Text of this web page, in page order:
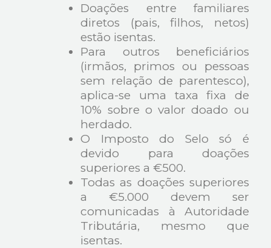
Doações entre familiares
diretos (pais, filhos, netos)
estão isentas.
Para outros beneficiários
(irmãos, primos ou pessoas
sem relação de parentesco),
aplica-se uma taxa fixa de
10% sobre o valor doado ou
herdado.
O Imposto do Selo só é
devido para doações
superiores a €500.
Todas as doações superiores
a €5.000 devem ser
comunicadas à Autoridade
Tributária, mesmo que
isentas.